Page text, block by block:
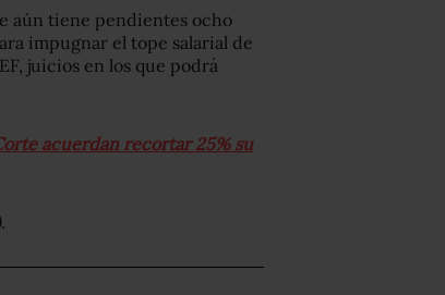
aún tiene pendientes ocho
impugnar el tope salarial de
juicios en los que podrá
acuerdan recortar 25% su